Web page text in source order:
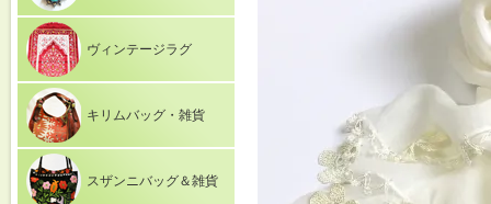
ヴィンテージラグ
キリムバッグ・雑貨
スザンニバッグ＆雑貨